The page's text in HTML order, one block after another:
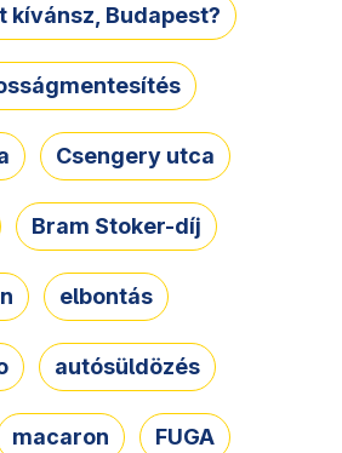
kívánsz, Budapest?
Csengery utca
Bram Stoker-díj
elbontás
autósüldözés
macaron FUGA